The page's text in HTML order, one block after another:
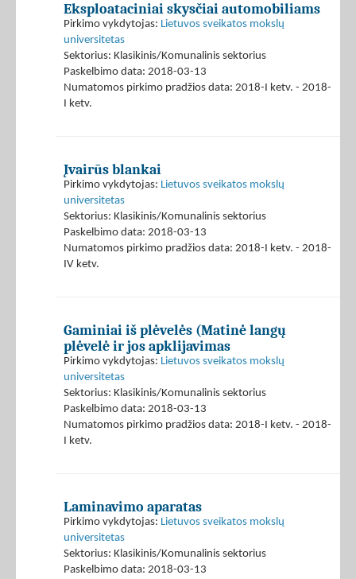
Eksploataciniai skysčiai automobiliams
Pirkimo vykdytojas: Lietuvos sveikatos mokslų
universitetas
Sektorius: Klasikinis/Komunalinis sektorius
Paskelbimo data: 2018-03-13
Numatomos pirkimo pradžios data: 2018-I ketv. - 2018-
I ketv.
Įvairūs blankai
Pirkimo vykdytojas: Lietuvos sveikatos mokslų
universitetas
Sektorius: Klasikinis/Komunalinis sektorius
Paskelbimo data: 2018-03-13
Numatomos pirkimo pradžios data: 2018-I ketv. - 2018-
IV ketv.
Gaminiai iš plėvelės (Matinė langų
plėvelė ir jos apklijavimas
Pirkimo vykdytojas: Lietuvos sveikatos mokslų
universitetas
Sektorius: Klasikinis/Komunalinis sektorius
Paskelbimo data: 2018-03-13
Numatomos pirkimo pradžios data: 2018-I ketv. - 2018-
I ketv.
Laminavimo aparatas
Pirkimo vykdytojas: Lietuvos sveikatos mokslų
universitetas
Sektorius: Klasikinis/Komunalinis sektorius
Paskelbimo data: 2018-03-13